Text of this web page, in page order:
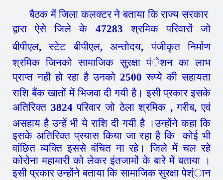
बैठक में जिला कलक्टर ने बताया कि राज्य सरकार
द्वारा ऐसे जिले के 47283 श्रमिक परिवारों जो
बीपीएल,स्टेट बीपीएल,अन्तोदय,पंजीकृत निर्माण
श्रमिक जिनको सामाजिक सुऱक्षा पंेशन का लाभ
प्राप्त नही हो रहा है उनको 2500 रूप्ये की सहायता
राशि बैंक खातों में भिजवा दी गयी है। इसी प्रकार इसके
अतिरिक्त 3824परिवार जो ठेला श्रमिक ,गरीब,एवं
असहाय है उन्हें भी ये राशि दी गयी है ।उन्होंने कहा कि
इसके अतिरिक्त प्रयास किया जा रहा है कि कोई भी
वांछित व्यक्ति इससे वंचित ना रहे। जिले में चल रहे
कोरोना महामारी को लेकर इंतजामों के बारे में बताया ।
इसी प्रकार उन्होंने बताया कि सामाजिक सुरक्षा पेश्ंान